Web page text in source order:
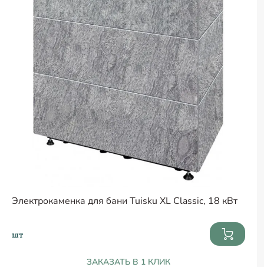
Электрокаменка для бани Tuisku XL Classic, 18 кВт
шт
ЗАКАЗАТЬ В 1 КЛИК